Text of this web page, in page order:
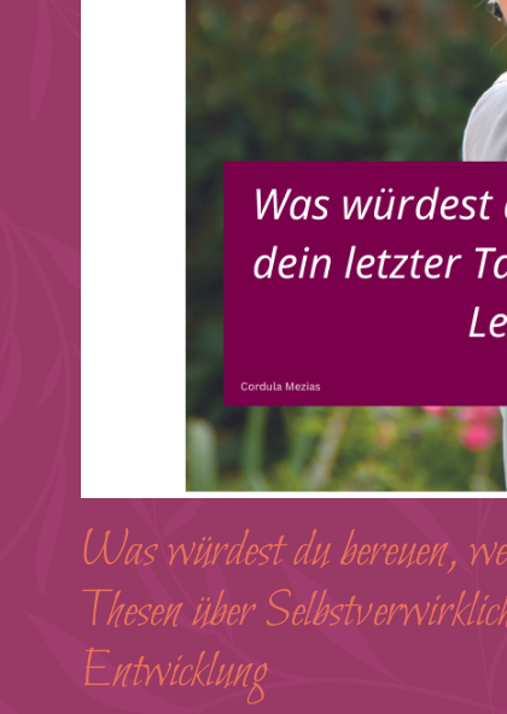
Was würdest du bereuen,
Thesen über
Entwicklung